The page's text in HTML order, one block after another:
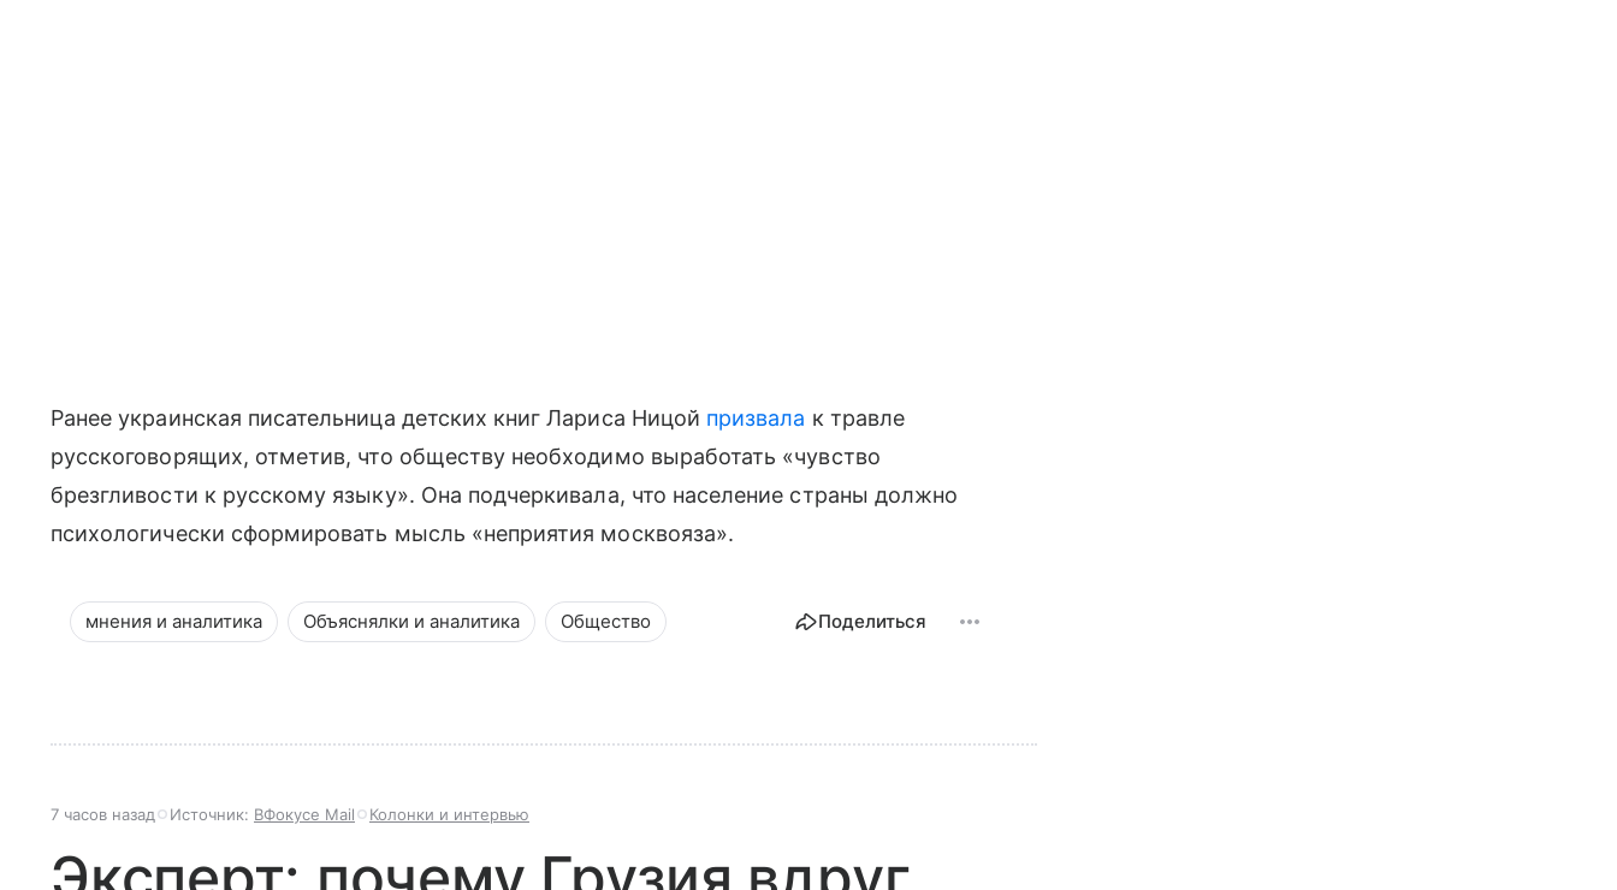
Ранее украинская писательница детских книг Лариса Ницой призвала к травле
русскоговорящих, отметив, что обществу необходимо выработать «чувство
брезгливости к русскому языку». Она подчеркивала, что население страны должно
психологически сформировать мысль «неприятия москвояза».
мнения и аналитика Объяснялки и аналитика Общество Поделиться
7 часов назад Источник: ВФокусе Mail Колонки и интервью